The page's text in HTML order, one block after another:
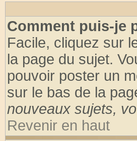
Comment puis-je
Facile, cliquez sur
la page du sujet.
pouvoir poster un
sur le bas de la
nouveaux sujets,
Revenir en haut